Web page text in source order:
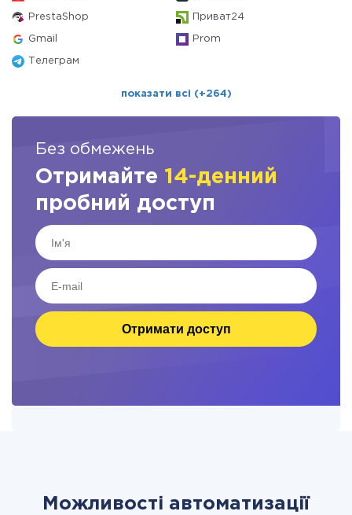
PrestaShop Приват24
Gmail Prom
Телеграм
показати всі (+264)
Без обмежень
Отримайте 14-денний
пробний доступ
Отримати доступ
Можливості автоматизації